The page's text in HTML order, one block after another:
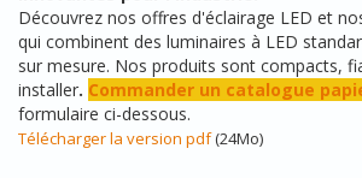
Découvrez nos offres d'éclairage LED et
qui combinent des luminaires à LED
sur mesure. Nos produits sont compacts,
installer. Commander un catalogue
formulaire ci-dessous.
Télécharger la version pdf(24Mo)